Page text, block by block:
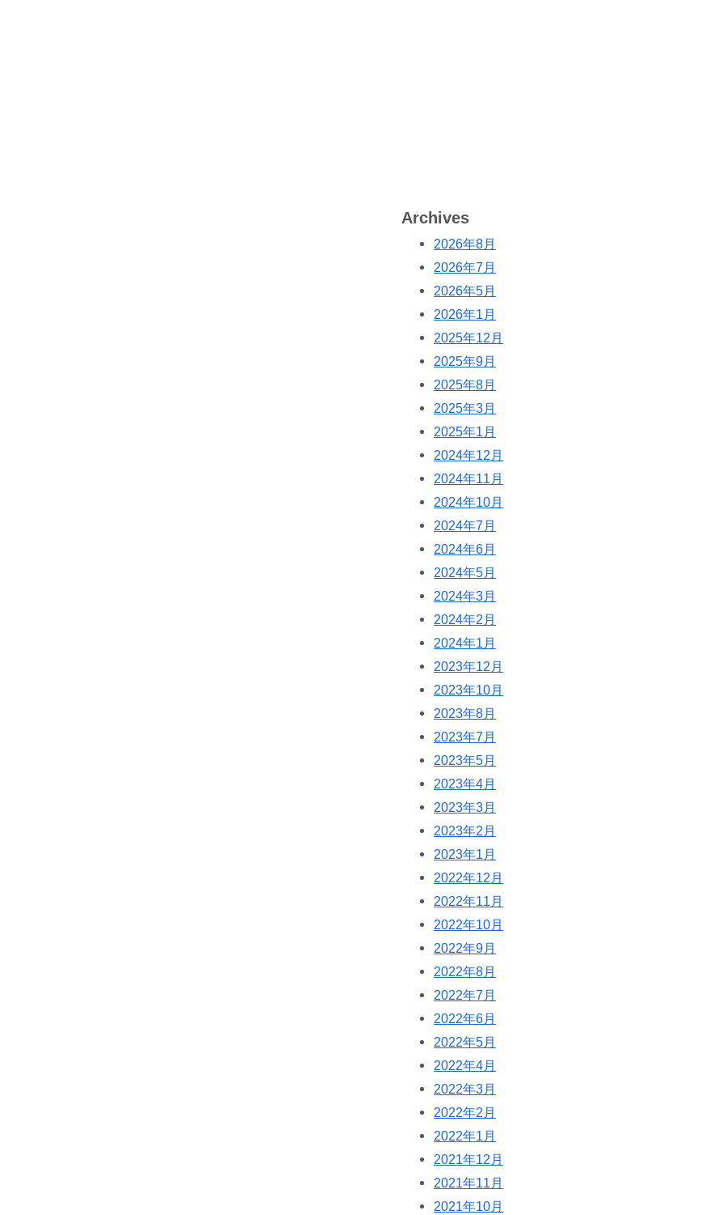
Archives
2026年8月
2026年7月
2026年5月
2026年1月
2025年12月
2025年9月
2025年8月
2025年3月
2025年1月
2024年12月
2024年11月
2024年10月
2024年7月
2024年6月
2024年5月
2024年3月
2024年2月
2024年1月
2023年12月
2023年10月
2023年8月
2023年7月
2023年5月
2023年4月
2023年3月
2023年2月
2023年1月
2022年12月
2022年11月
2022年10月
2022年9月
2022年8月
2022年7月
2022年6月
2022年5月
2022年4月
2022年3月
2022年2月
2022年1月
2021年12月
2021年11月
2021年10月